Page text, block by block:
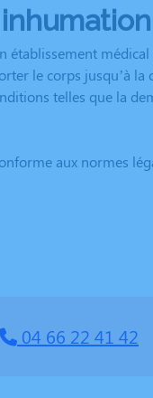
inhumation
le corps jusqu’à
telles que la
aux normes
04 66 22 41 42